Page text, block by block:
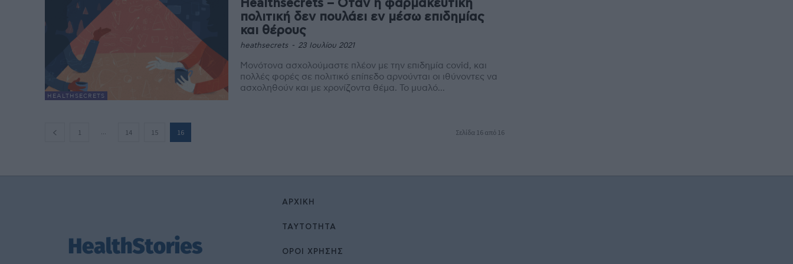
HEALTHSECRETS
Healthsecrets – Όταν η φαρμακευτική
πολιτική δεν πουλάει εν μέσω επιδημίας
και θέρους
heathsecrets - 23 Ιουλίου 2021
Μονότονα ασχολούμαστε πλέον με την επιδημία covid, και
πολλές φορές σε πολιτικό επίπεδο αρνούνται οι ιθύνοντες να
ασχοληθούν και με χρονίζοντα θέμα. Το μυαλό...
1 ... 14 15 16 Σελίδα 16 από 16
ΑΡΧΙΚΉ
ΤΑΥΤΌΤΗΤΑ
ΌΡΟΙ ΧΡΉΣΗΣ